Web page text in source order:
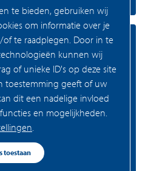
Zaandam
te bieden, gebruiken wij
om informatie over je
of te raadplegen. Door in te
kunnen wij
of unieke ID's op deze site
toestemming geeft of uw
dit een nadelige invloed
en mogelijkheden.
toestaan